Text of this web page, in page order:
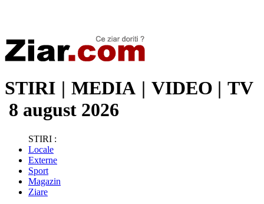
STIRI | MEDIA | VIDEO | TV
8 august 2026
STIRI :
Locale
Externe
Sport
Magazin
Ziare